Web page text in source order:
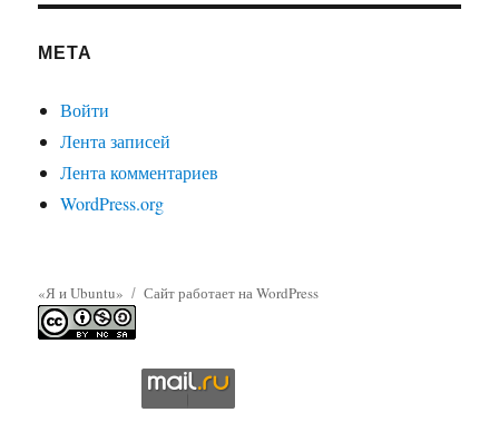
МЕТА
Войти
Лента записей
Лента комментариев
WordPress.org
«Я и Ubuntu» Сайт работает на WordPress